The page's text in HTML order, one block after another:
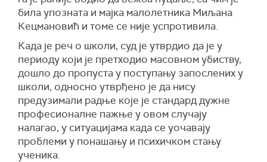
била упозната и мајка малолетника Миљана
Кецмановић и томе се није успротивила.
Када је реч о школи, суд је утврдио да је у
периоду који је претходио масовном убиству,
дошло до пропуста у поступању запослених у
школи, односно утврђено је да нису
предузимали радње које је стандард дужне
професионалне пажње у овом случају
налагао, у ситуацијама када се уочавају
проблеми у понашању и психичком стању
ученика.